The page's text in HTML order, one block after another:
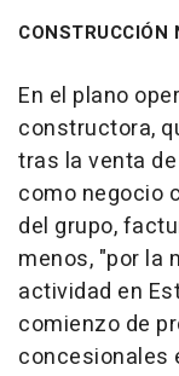
CONSTRUCCIÓN
En el plano
constructora,
tras la venta
como negocio
del grupo,
menos, "por la
actividad en
comienzo de
concesionales